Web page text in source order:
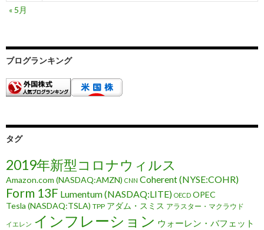
« 5月
ブログランキング
タグ
2019年新型コロナウィルス
Amazon.com (NASDAQ:AMZN) CNN Coherent (NYSE:COHR)
Form 13F Lumentum (NASDAQ:LITE) OECD OPEC
Tesla (NASDAQ:TSLA) TPP アダム・スミス アラスター・マクラウド
イエレン インフレーション ウォーレン・バフェット